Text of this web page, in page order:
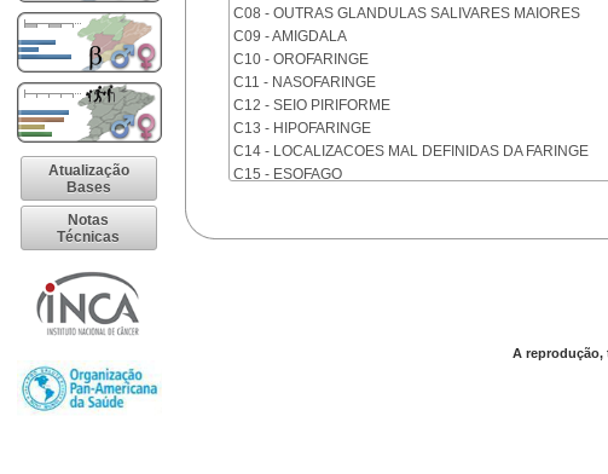
Atualização
Bases
Notas
Técnicas
C08 - OUTRAS GLANDULAS SALIVARES MAIORES
C09 - AMIGDALA
C10 - OROFARINGE
C11 - NASOFARINGE
C12 - SEIO PIRIFORME
C13 - HIPOFARINGE
C14 - LOCALIZACOES MAL DEFINIDAS DA FARINGE
C15 - ESOFAGO
C18 - COLON
A reprodução,